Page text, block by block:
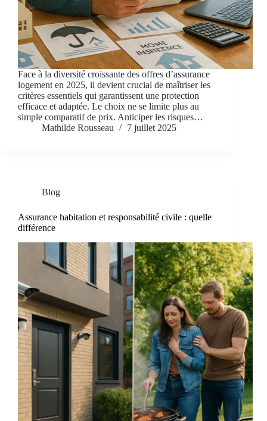
Face à la diversité croissante des offres d’assurance
logement en 2025, il devient crucial de maîtriser les
critères essentiels qui garantissent une protection
efficace et adaptée. Le choix ne se limite plus au
simple comparatif de prix. Anticiper les risques…
Mathilde Rousseau
7 juillet 2025
Blog
Assurance habitation et responsabilité civile : quelle
différence